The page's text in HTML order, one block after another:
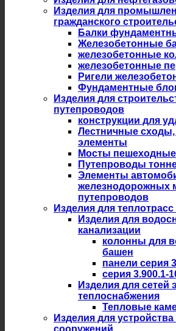
Изделия для
гражданского
Балки
Железобетонные
железобетонные
железобетонные
Ригели
Фундаментные
Изделия для
путепроводов
конструкции для
Лестничные
элементы
Мосты пешеходные
Путепроводы
Элементы
железнодорожных
путепроводов
Изделия для
Изделия для
канализации
колонны для
башен
панели серия
серия 3.900.1-
Изделия для сетей
теплоснабжения
Тепловые
Изделия для
сооружений